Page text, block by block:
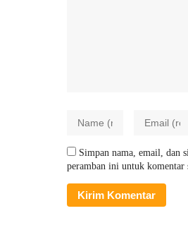
Simpan nama, email, dan
peramban ini untuk komentar